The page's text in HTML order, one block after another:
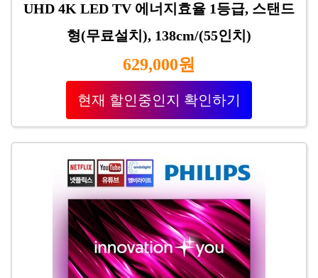
UHD 4K LED TV 에너지효율 1등급, 스탠드
형(무료설치), 138cm/(55인치)
629,000원
현재 할인중인지 확인하기